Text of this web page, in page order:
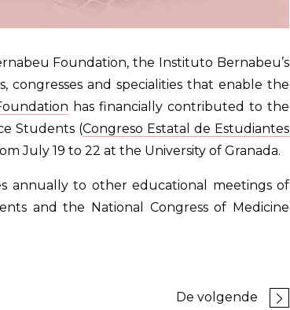
Foundation, the Instituto Bernabeu’s
congresses and specialities that enable the
has financially contributed to the
Students (Congreso Estatal de Estudiantes
July 19 to 22 at the University of Granada.
annually to other educational meetings of
and the National Congress of Medicine
De volgende